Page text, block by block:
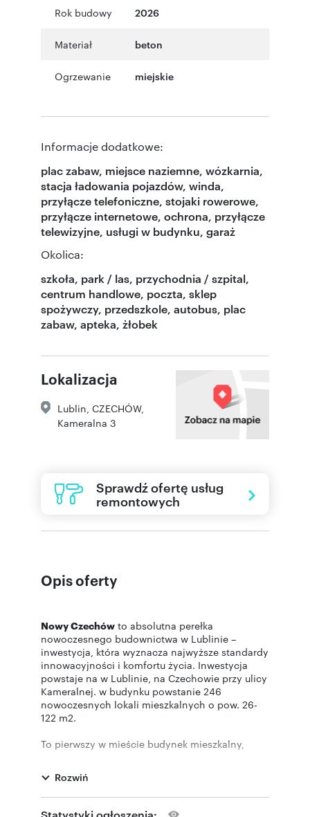
Rok budowy 2026
Materiał beton
Ogrzewanie miejskie
Informacje dodatkowe:
plac zabaw, miejsce naziemne, wózkarnia,
stacja ładowania pojazdów, winda,
przyłącze telefoniczne, stojaki rowerowe,
przyłącze internetowe, ochrona, przyłącze
telewizyjne, usługi w budynku, garaż
Okolica:
szkoła, park / las, przychodnia / szpital,
centrum handlowe, poczta, sklep
spożywczy, przedszkole, autobus, plac
zabaw, apteka, żłobek
Lokalizacja
Lublin, CZECHÓW,
Kameralna 3
Sprawdź ofertę usług
remontowych
Opis oferty
Nowy Czechów to absolutna perełka
nowoczesnego budownictwa w Lublinie –
inwestycja, która wyznacza najwyższe standardy
innowacyjności i komfortu życia. Inwestycja
powstaje na w Lublinie, na Czechowie przy ulicy
Kameralnej. w budynku powstanie 246
nowoczesnych lokali mieszkalnych o pow. 26-
122 m2.
To pierwszy w mieście budynek mieszkalny,
energetycznej i ekologicznych materiałów.
Co więcej, osiedle powstaje tuż przy parku o
Rozwiń